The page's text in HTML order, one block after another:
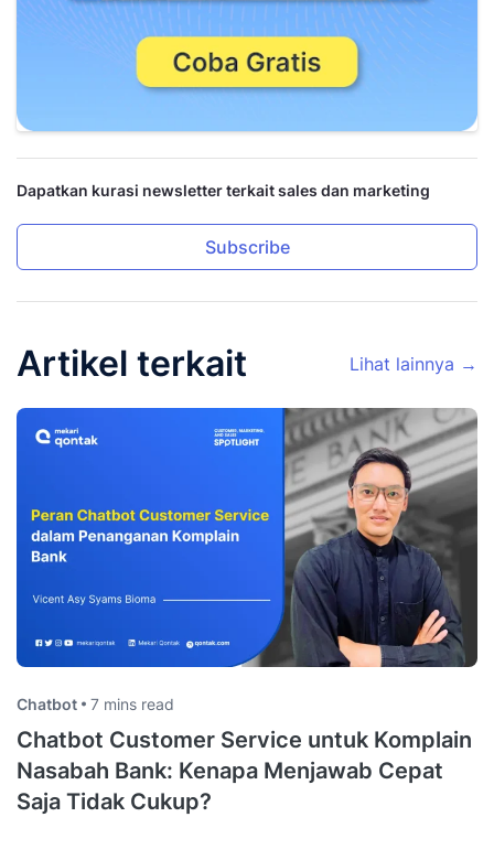
Dapatkan kurasi newsletter terkait sales dan marketing
Subscribe
Artikel terkait Lihat lainnya →
Chatbot 7 mins read
Chatbot Customer Service untuk Komplain
Nasabah Bank: Kenapa Menjawab Cepat
Saja Tidak Cukup?